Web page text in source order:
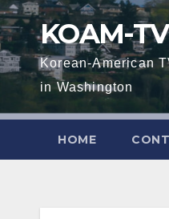
KOAM-
Korean-American
in Washington
HOME